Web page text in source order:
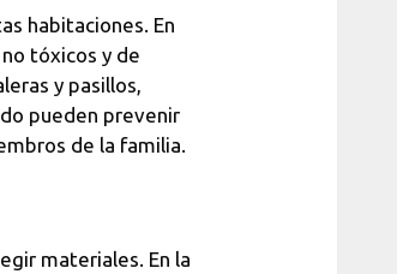
habitaciones. En
tóxicos y de
y pasillos,
pueden prevenir
de la familia.
materiales. En la